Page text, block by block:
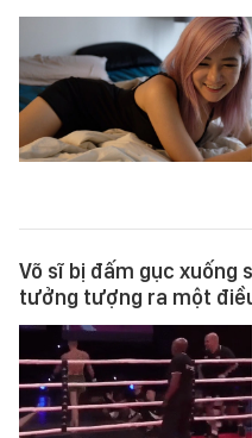
Võ sĩ bị đấm gục xuống
tưởng tượng ra một